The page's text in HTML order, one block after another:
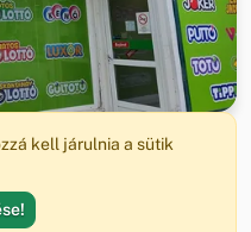
kell járulnia a sütik